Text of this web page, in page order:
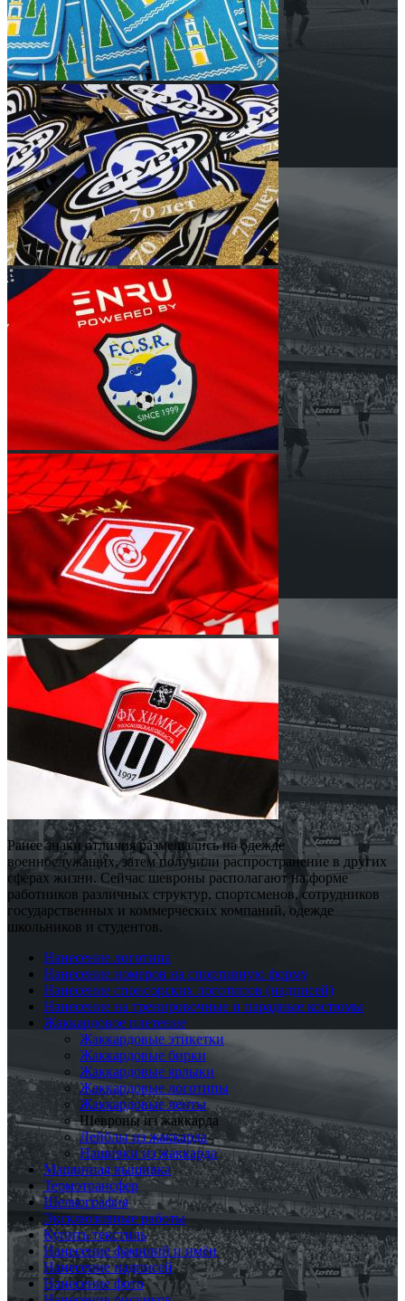
Ранее знаки отличия размещались на одежде
военнослужащих, затем получили распространение в других
сферах жизни. Сейчас шевроны располагают на форме
работников различных структур, спортсменов, сотрудников
государственных и коммерческих компаний, одежде
школьников и студентов.
Нанесение логотипа
Нанесение номеров на спортивную форму
Нанесение спонсорских логотипов (надписей)
Нанесение на тренировочные и парадные костюмы
Жаккардовое плетение
Жаккардовые этикетки
Жаккардовые бирки
Жаккардовые ярлыки
Жаккардовые логотипы
Жаккардовые ленты
Шевроны из жаккарда
Лейблы из жаккарда
Нашивки из жаккарда
Машинная вышивка
Термотрансфер
Шелкография
Эксклюзивные работы
Купить текстиль
Нанесение фамилий и имён
Нанесение надписей
Нанесение фото